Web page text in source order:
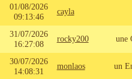
01/08/2026
09:13:46
cayla
31/07/2026
16:27:08
rocky200 une
30/07/2026
14:08:31
monlaos un